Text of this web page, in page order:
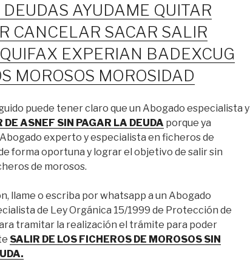
AYUDAME QUITAR
CANCELAR SACAR SALIR
EXPERIAN BADEXCUG
MOROSOS MOROSIDAD
puede tener claro que un Abogado especialista y
DE ASNEF SIN PAGAR LA DEUDA porque ya
experto y especialista en ficheros de
forma oportuna y lograr el objetivo de salir sin
de morosos.
llame o escriba por whatsapp a un Abogado
de Ley Orgánica 15/1999 de Protección de
tramitar la realización el trámite para poder
SALIR DE LOS FICHEROS DE MOROSOS SIN